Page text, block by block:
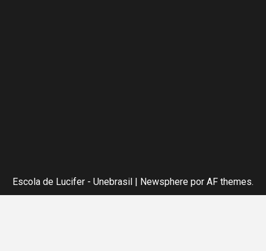
Escola de Lucifer - Unebrasil Newsphere por AF themes.